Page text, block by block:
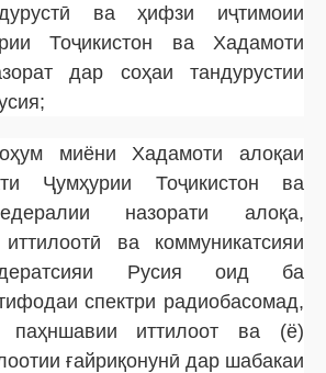
ва ҳифзи иҷтимоии
Тоҷикистон ва Хадамоти
дар соҳаи тандурустии
миёни Хадамоти алоқаи
Ҷумҳурии Тоҷикистон ва
назорати алоқа,
иттилоотӣ ва коммуникатсияи
Русия оид ба
спектри радиобасомад,
паҳншавии иттилоот ва (ё)
ғайриқонунӣ дар шабакаи